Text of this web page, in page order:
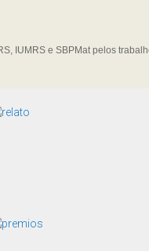
IUMRS e SBPMat pelos